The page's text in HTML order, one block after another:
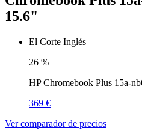
15.6"
El Corte Inglés
26 %
HP Chromebook Plus 15a-
369 €
Ver comparador de precios